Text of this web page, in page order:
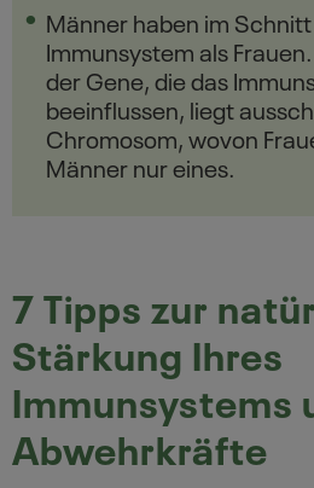
Männer haben im
Immunsystem als
der Gene, die das
beeinflussen, liegt
Chromosom, wovon
Männer nur eines.
7 Tipps zur
Stärkung Ihres
Immunsystems
Abwehrkräfte